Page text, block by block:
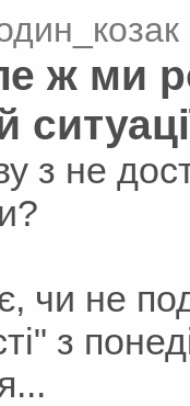
ж ми
з не
чи не
з